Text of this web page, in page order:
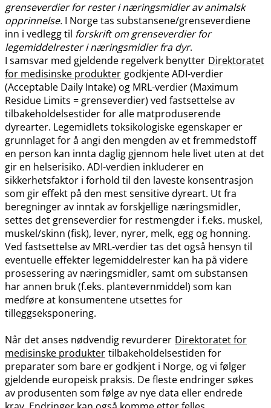
grenseverdier for rester i næringsmidler av animalsk
opprinnelse. I Norge tas substansene​/​grenseverdiene
inn i vedlegg til forskrift om grenseverdier for
legemiddelrester i næringsmidler fra dyr.
I samsvar med gjeldende regelverk benytter Direktoratet
for medisinske produkter godkjente ADI-verdier
(Acceptable Daily Intake) og MRL-verdier (Maximum
Residue Limits = grenseverdier) ved fastsettelse av
tilbakeholdelsestider for alle matproduserende
dyrearter. Legemidlets toksikologiske egenskaper er
grunnlaget for å angi den mengden av et fremmedstoff
en person kan innta daglig gjennom hele livet uten at det
gir en helserisiko. ADI-verdien inkluderer en
sikkerhetsfaktor i forhold til den laveste konsentrasjon
som gir effekt på den mest sensitive dyreart. Ut fra
beregninger av inntak av forskjellige næringsmidler,
settes det grenseverdier for restmengder i f.eks. muskel,
muskel​/​skinn (fisk), lever, nyrer, melk, egg og honning.
Ved fastsettelse av MRL-verdier tas det også hensyn til
eventuelle effekter legemiddelrester kan ha på videre
prosessering av næringsmidler, samt om substansen
har annen bruk (f.eks. plantevernmiddel) som kan
medføre at konsumentene utsettes for
tilleggseksponering.
Når det anses nødvendig revurderer Direktoratet for
medisinske produkter tilbakeholdelsestiden for
preparater som bare er godkjent i Norge, og vi følger
gjeldende europeisk praksis. De fleste endringer søkes
av produsenten som følge av nye data eller endrede